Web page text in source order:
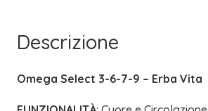
Descrizione
Omega Select 3-6-7-9 – Erba Vita